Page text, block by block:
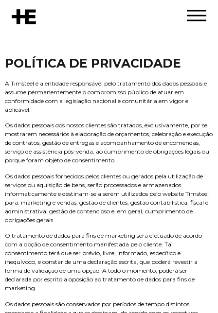
POLÍTICA DE PRIVACIDADE
A Timsteel é a entidade responsável pelo tratamento dos dados pessoais e
assume permanentemente o compromisso público de atuar em
conformidade com a legislação nacional e comunitária em vigor e
aplicável.
Os dados pessoais dos nossos clientes são tratados, exclusivamente, por se
mostrarem necessários à elaboração de orçamentos, celebração e execução
de contratos, gestão de entregas e acompanhamento de encomendas,
serviço de assistência pós-venda, ao cumprimento de obrigações legais ou
porque foram objeto de consentimento.
Os dados pessoais fornecidos pelos clientes ou gerados pela utilização de
serviços ou aquisição de bens, serão processados e armazenados
informaticamente e destinam-se a serem utilizados pelo website Timsteel
para: marketing e vendas, gestão de clientes, gestão contabilística, fiscal e
administrativa, gestão de contencioso e, em geral, cumprimento de
obrigações gerais.
O tratamento de dados para fins de marketing será efetuado de acordo
com a opção de consentimento manifestada pelo cliente. Tal
consentimento terá que ser prévio, livre, informado, específico e
inequívoco, e constar de uma declaração escrita, que poderá revestir a
forma de validação de uma opção. A todo o momento, poderá ser
declarada por escrito a oposição ao tratamento de dados para fins de
marketing.
Os dados pessoais são conservados por períodos de tempo distintos,